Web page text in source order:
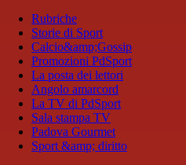
Rubriche
Storie di Sport
Calcio&amp;Gossip
Promozioni PdSport
La posta dei lettori
Angolo amarcord
La TV di PdSport
Sala stampa TV
Padova Gourmet
Sport &amp; diritto